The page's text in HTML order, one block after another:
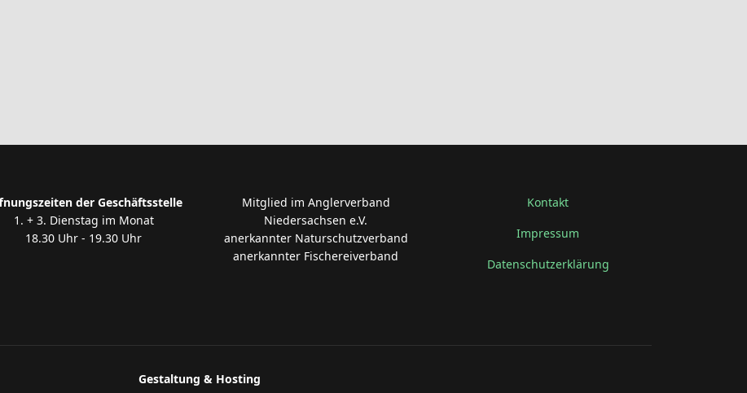
der Geschäftsstelle
1. + 3. Dienstag im Monat
18.30 Uhr - 19.30 Uhr
Mitglied im Anglerverband
Niedersachsen e.V.
anerkannter Naturschutzverband
anerkannter Fischereiverband
Kontakt
Impressum
Datenschutzerklärung
Gestaltung & Hosting